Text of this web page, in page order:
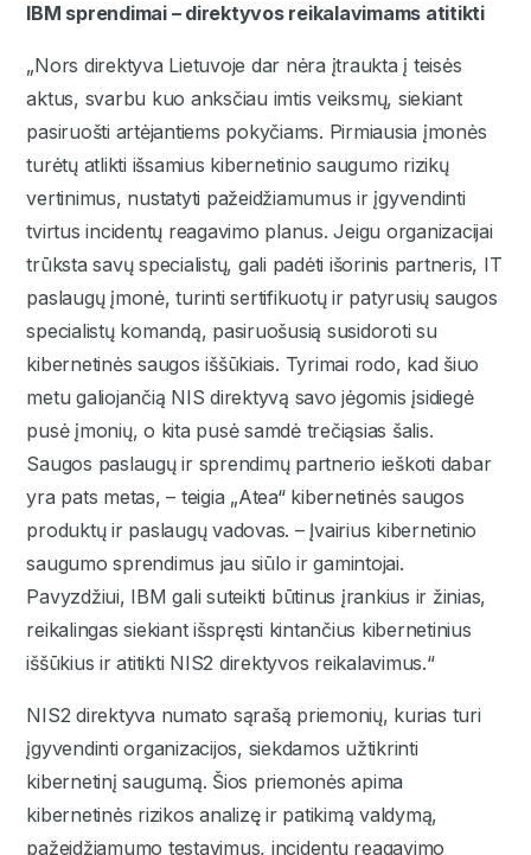
IBM sprendimai – direktyvos reikalavimams atitikti
„Nors direktyva Lietuvoje dar nėra įtraukta į teisės
aktus, svarbu kuo anksčiau imtis veiksmų, siekiant
pasiruošti artėjantiems pokyčiams. Pirmiausia įmonės
turėtų atlikti išsamius kibernetinio saugumo rizikų
vertinimus, nustatyti pažeidžiamumus ir įgyvendinti
tvirtus incidentų reagavimo planus. Jeigu organizacijai
trūksta savų specialistų, gali padėti išorinis partneris, IT
paslaugų įmonė, turinti sertifikuotų ir patyrusių saugos
specialistų komandą, pasiruošusią susidoroti su
kibernetinės saugos iššūkiais. Tyrimai rodo, kad šiuo
metu galiojančią NIS direktyvą savo jėgomis įsidiegė
pusė įmonių, o kita pusė samdė trečiąsias šalis.
Saugos paslaugų ir sprendimų partnerio ieškoti dabar
yra pats metas, – teigia „Atea“ kibernetinės saugos
produktų ir paslaugų vadovas. – Įvairius kibernetinio
saugumo sprendimus jau siūlo ir gamintojai.
Pavyzdžiui, IBM gali suteikti būtinus įrankius ir žinias,
reikalingas siekiant išspręsti kintančius kibernetinius
iššūkius ir atitikti NIS2 direktyvos reikalavimus.“
NIS2 direktyva numato sąrašą priemonių, kurias turi
įgyvendinti organizacijos, siekdamos užtikrinti
kibernetinį saugumą. Šios priemonės apima
kibernetinės rizikos analizę ir patikimą valdymą,
pažeidžiamumo testavimus, incidentų reagavimo